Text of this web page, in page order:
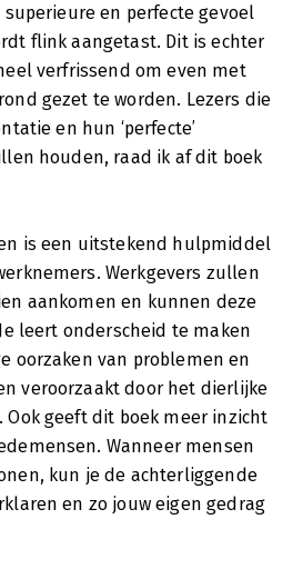
en perfecte gevoel
flink aangetast. Dit is echter
verfrissend om even met
gezet te worden. Lezers die
en hun ‘perfecte’
houden, raad ik af dit boek
is een uitstekend hulpmiddel
Werkgevers zullen
aankomen en kunnen deze
leert onderscheid te maken
oorzaken van problemen en
veroorzaakt door het dierlijke
geeft dit boek meer inzicht
Wanneer mensen
kun je de achterliggende
en zo jouw eigen gedrag